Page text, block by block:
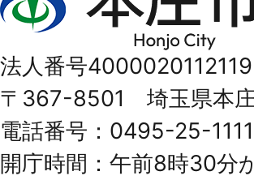
庄
Honjo
City
法人番号4000020112119
〒367-8501 埼玉県本
電話番号：0495-25-1111
開庁時間：午前8時30分